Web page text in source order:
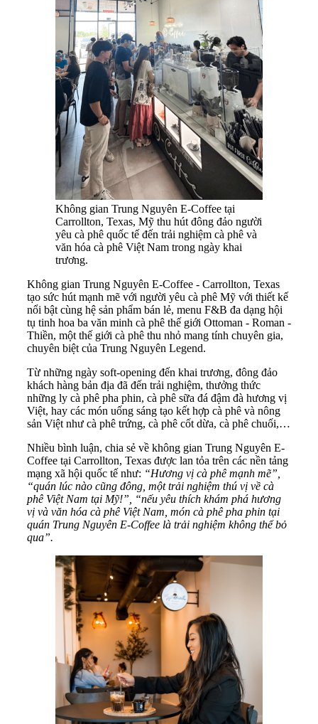
Không gian Trung Nguyên E-Coffee tại
Carrollton, Texas, Mỹ thu hút đông đảo người
yêu cà phê quốc tế đến trải nghiệm cà phê và
văn hóa cà phê Việt Nam trong ngày khai
trương.
Không gian Trung Nguyên E-Coffee - Carrollton, Texas
tạo sức hút mạnh mẽ với người yêu cà phê Mỹ với thiết kế
nổi bật cùng hệ sản phẩm bán lẻ, menu F&B đa dạng hội
tụ tinh hoa ba văn minh cà phê thế giới Ottoman - Roman -
Thiền, một thế giới cà phê thu nhỏ mang tính chuyên gia,
chuyên biệt của Trung Nguyên Legend.
Từ những ngày soft-opening đến khai trương, đông đảo
khách hàng bản địa đã đến trải nghiệm, thưởng thức
những ly cà phê pha phin, cà phê sữa đá đậm đà hương vị
Việt, hay các món uống sáng tạo kết hợp cà phê và nông
sản Việt như cà phê trứng, cà phê cốt dừa, cà phê chuối,…
Nhiều bình luận, chia sẻ về không gian Trung Nguyên E-
Coffee tại Carrollton, Texas được lan tỏa trên các nền tảng
mạng xã hội quốc tế như: “Hương vị cà phê mạnh mẽ”,
“quán lúc nào cũng đông, một trải nghiệm thú vị về cà
phê Việt Nam tại Mỹ!”, “nếu yêu thích khám phá hương
vị và văn hóa cà phê Việt Nam, món cà phê pha phin tại
quán Trung Nguyên E-Coffee là trải nghiệm không thể bỏ
qua”.